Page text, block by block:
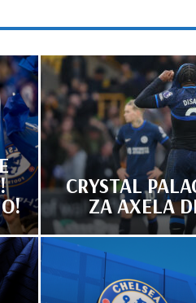
CRYSTAL
ZA AXELA